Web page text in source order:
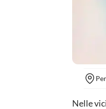
Nelle